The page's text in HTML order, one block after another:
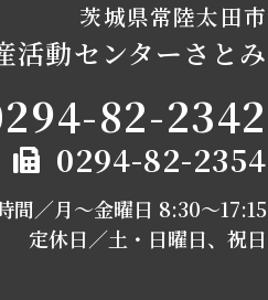
茨城県常陸太田市
活動センターさとみ
82-2342
0294-82-2354
間／月～金曜日 8:30〜17:15
定休日／土・日曜日、祝日